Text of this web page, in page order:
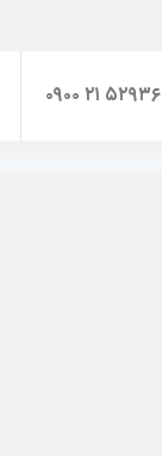
۰۹۰۰ ۲۱ ۵۲۹۳۶